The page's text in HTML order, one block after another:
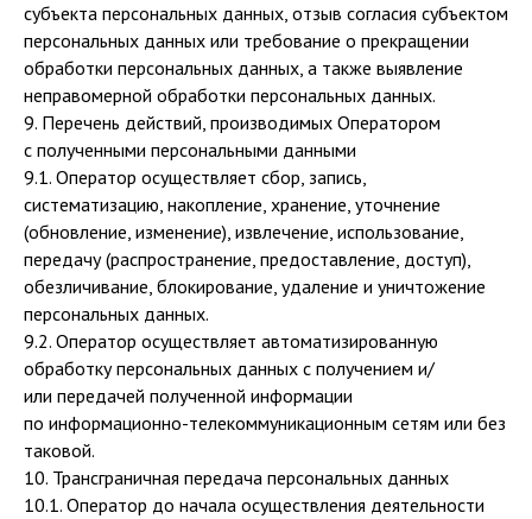
субъекта персональных данных, отзыв согласия субъектом
персональных данных или требование о прекращении
обработки персональных данных, а также выявление
неправомерной обработки персональных данных.
9. Перечень действий, производимых Оператором
с полученными персональными данными
9.1. Оператор осуществляет сбор, запись,
систематизацию, накопление, хранение, уточнение
(обновление, изменение), извлечение, использование,
передачу (распространение, предоставление, доступ),
обезличивание, блокирование, удаление и уничтожение
персональных данных.
9.2. Оператор осуществляет автоматизированную
обработку персональных данных с получением и/
или передачей полученной информации
по информационно-телекоммуникационным сетям или без
таковой.
10. Трансграничная передача персональных данных
10.1. Оператор до начала осуществления деятельности